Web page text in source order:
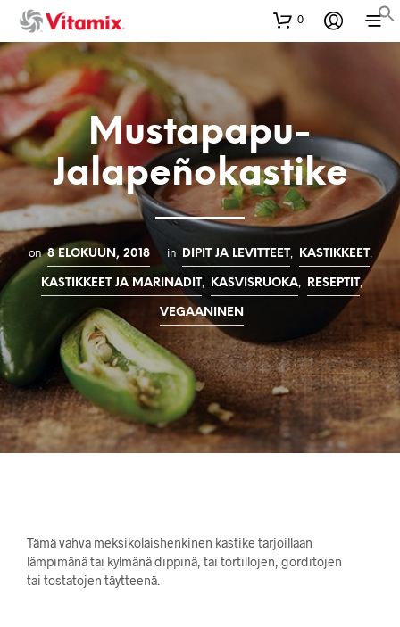
0
Mustapapu-
Jalapeñokastike
on 8 ELOKUUN, 2018 in DIPIT JA LEVITTEET, KASTIKKEET,
KASTIKKEET JA MARINADIT, KASVISRUOKA RESEPTIT,
VEGAANINEN
Tämä vahva meksikolaishenkinen kastike tarjoillaan
lämpimänä tai kylmänä dippinä, tai tortillojen, gorditojen
tai tostatojen täytteenä.